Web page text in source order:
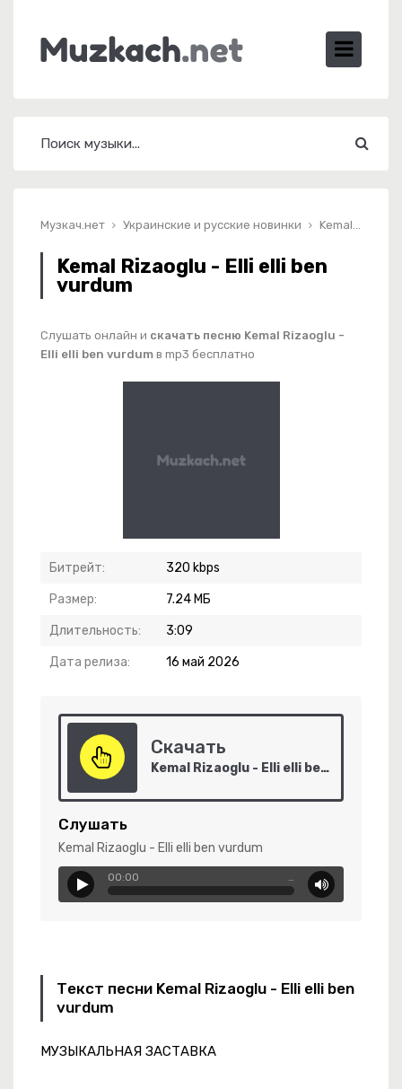
Музкач.нет Украинские и русские новинки Kemal Rizaoglu - Elli elli ben vurdum
Kemal Rizaoglu - Elli elli ben
vurdum
Слушать онлайн и скачать песню Kemal Rizaoglu -
Elli elli ben vurdum в mp3 бесплатно
Битрейт: 320 kbps
Размер: 7.24 МБ
Длительность: 3:09
Дата релиза: 16 май 2026
Скачать
Kemal Rizaoglu - Elli elli ben vurdum
Слушать
Kemal Rizaoglu - Elli elli ben vurdum
00:00 …
Текст песни Kemal Rizaoglu - Elli elli ben
vurdum
МУЗЫКАЛЬНАЯ ЗАСТАВКА
Моя
Только Лишь Для Нас
-Наши Даргинцы